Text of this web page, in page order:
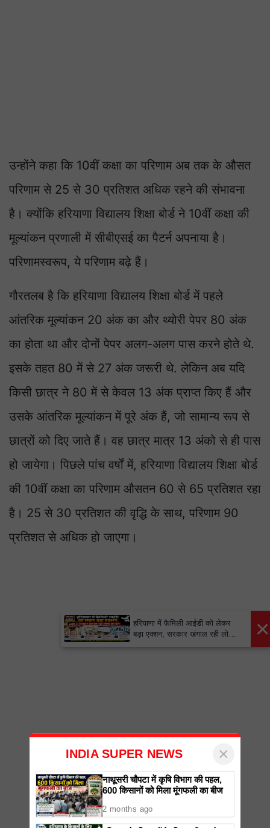
उन्होंने कहा कि 10वीं कक्षा का परिणाम अब तक के औसत
परिणाम से 25 से 30 प्रतिशत अधिक रहने की संभावना
है। क्योंकि हरियाणा विद्यालय शिक्षा बोर्ड ने 10वीं कक्षा की
मूल्यांकन प्रणाली में सीबीएसई का पैटर्न अपनाया है।
परिणामस्वरूप, ये परिणाम बढ़े हैं।
गौरतलब है कि हरियाणा विद्यालय शिक्षा बोर्ड में पहले
आंतरिक मूल्यांकन 20 अंक का और थ्योरी पेपर 80 अंक
का होता था और दोनों पेपर अलग-अलग पास करने होते थे.
इसके तहत 80 में से 27 अंक जरूरी थे. लेकिन अब यदि
किसी छात्र ने 80 में से केवल 13 अंक प्राप्त किए हैं और
उसके आंतरिक मूल्यांकन में पूरे अंक हैं, जो सामान्य रूप से
छात्रों को दिए जाते हैं। वह छात्र मात्र 13 अंको से ही पास
हो जायेगा। पिछले पांच वर्षों में, हरियाणा विद्यालय शिक्षा बोर्ड
की 10वीं कक्षा का परिणाम औसतन 60 से 65 प्रतिशत रहा
है। 25 से 30 प्रतिशत की वृद्धि के साथ, परिणाम 90
प्रतिशत से अधिक हो जाएगा।
×
हरियाणा में फैमिली आईडी को लेकर
बड़ा एक्शन, सरकार खंगाल रही लोगों
का डेटा
INDIA SUPER NEWS ×
नाथूसरी चौपटा में कृषि विभाग की पहल,
600 किसानों को मिला मूंगफली का बीज
2 months ago